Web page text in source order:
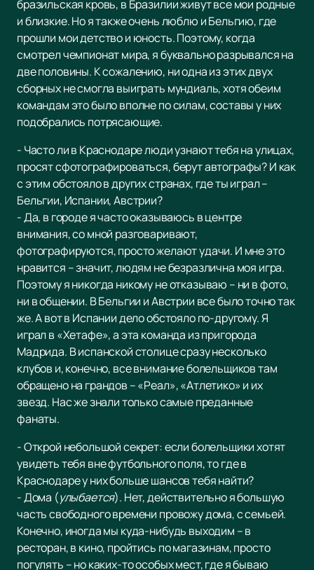
бразильская кровь, в Бразилии живут все мои родные
и близкие. Но я также очень люблю и Бельгию, где
прошли мои детство и юность. Поэтому, когда
смотрел чемпионат мира, я буквально разрывался на
две половины. К сожалению, ни одна из этих двух
сборных не смогла выиграть мундиаль, хотя обеим
командам это было вполне по силам, составы у них
подобрались потрясающие.
- Часто ли в Краснодаре люди узнают тебя на улицах,
просят сфотографироваться, берут автографы? И как
с этим обстояло в других странах, где ты играл –
Бельгии, Испании, Австрии?
- Да, в городе я часто оказываюсь в центре
внимания, со мной разговаривают,
фотографируются, просто желают удачи. И мне это
нравится – значит, людям не безразлична моя игра.
Поэтому я никогда никому не отказываю – ни в фото,
ни в общении. В Бельгии и Австрии все было точно так
же. А вот в Испании дело обстояло по-другому. Я
играл в «Хетафе», а эта команда из пригорода
Мадрида. В испанской столице сразу несколько
клубов и, конечно, все внимание болельщиков там
обращено на грандов – «Реал», «Атлетико» и их
звезд. Нас же знали только самые преданные
фанаты.
- Открой небольшой секрет: если болельщики хотят
увидеть тебя вне футбольного поля, то где в
Краснодаре у них больше шансов тебя найти?
- Дома (улыбается). Нет, действительно я большую
часть свободного времени провожу дома, с семьей.
Конечно, иногда мы куда-нибудь выходим – в
ресторан, в кино, пройтись по магазинам, просто
погулять – но каких-то особых мест, где я бываю